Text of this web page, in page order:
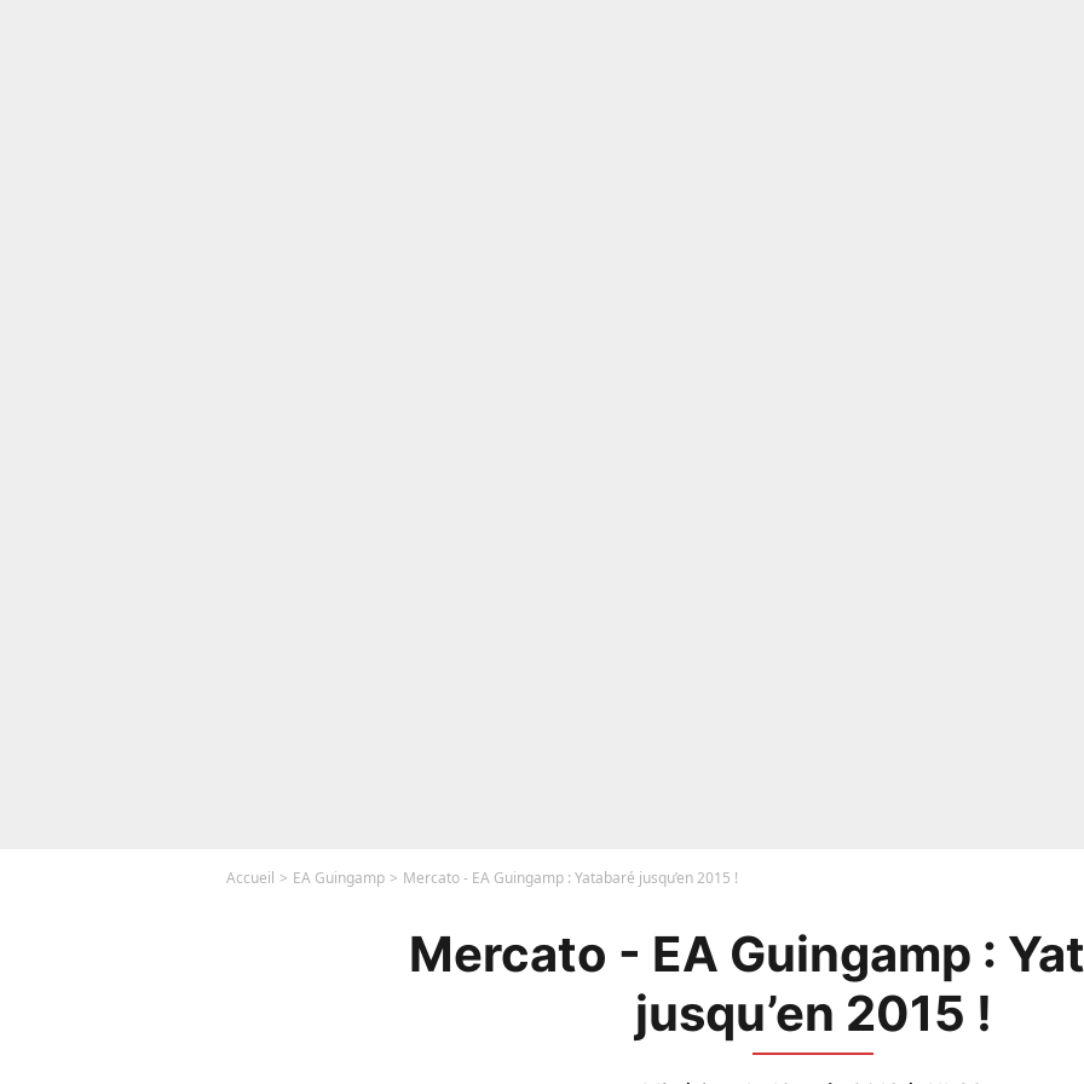
Accueil EA Guingamp Mercato - EA Guingamp : Yatabaré jusqu’en 2015 !
Mercato - EA Guingamp :
jusqu’en 2015 !